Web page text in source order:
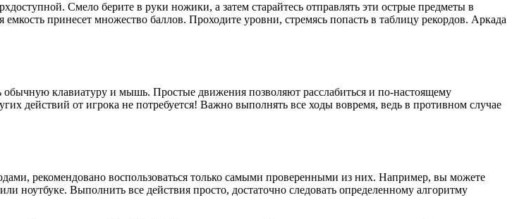
Смело берите в руки ножики, а затем старайтесь отправлять эти острые предметы в
принесет множество баллов. Проходите уровни, стремясь попасть в таблицу рекордов. Аркада
обычную клавиатуру и мышь. Простые движения позволяют расслабиться и по-настоящему
действий от игрока не потребуется! Важно выполнять все ходы вовремя, ведь в противном случае
рекомендовано воспользоваться только самыми проверенными из них. Например, вы можете
ноутбуке. Выполнить все действия просто, достаточно следовать определенному алгоритму